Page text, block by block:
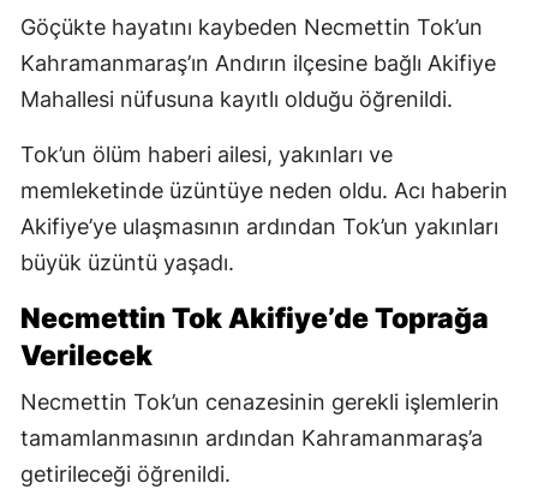
Göçükte hayatını kaybeden Necmettin Tok’un
Kahramanmaraş’ın Andırın ilçesine bağlı Akifiye
Mahallesi nüfusuna kayıtlı olduğu öğrenildi.
Tok’un ölüm haberi ailesi, yakınları ve
memleketinde üzüntüye neden oldu. Acı haberin
Akifiye’ye ulaşmasının ardından Tok’un yakınları
büyük üzüntü yaşadı.
Necmettin Tok Akifiye’de Toprağa
Verilecek
Necmettin Tok’un cenazesinin gerekli işlemlerin
tamamlanmasının ardından Kahramanmaraş’a
getirileceği öğrenildi.